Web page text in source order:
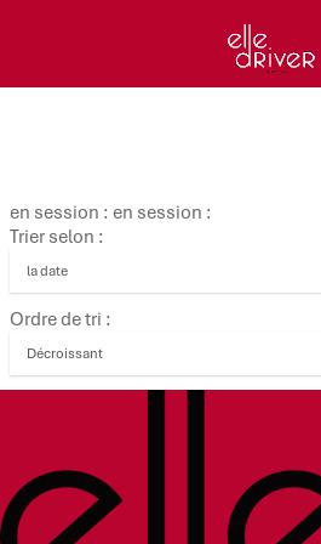
en session : en session :
Trier selon :
Ordre de tri :